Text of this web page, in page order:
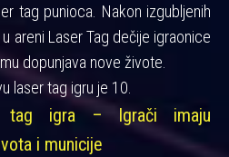
tag punioca. Nakon izgubljenih
areni Laser Tag dečije igraonice
dopunjava nove živote.
laser tag igru je 10.
tag igra – Igrači imaju
i municije